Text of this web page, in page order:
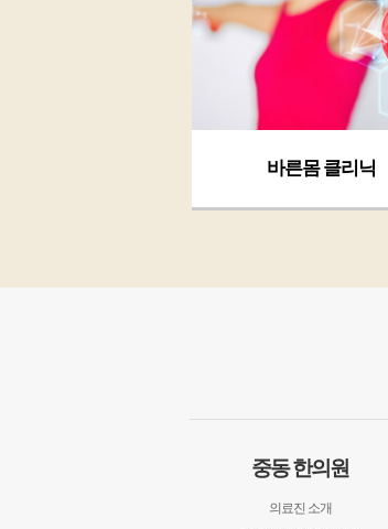
바른몸 클리닉
중동 한의원
의료진 소개